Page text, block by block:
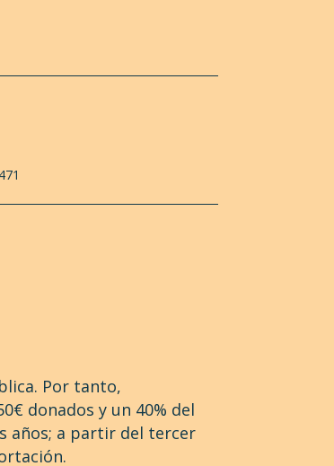
Por tanto,
donados y un 40% del
años; a partir del tercer